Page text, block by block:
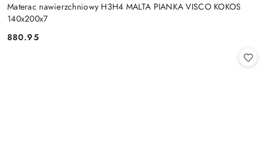
Materac nawierzchniowy H3H4 MALTA PIANKA VISCO KOKOS
140x200x7
Cena:
880.95